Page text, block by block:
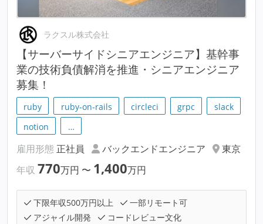
ラクスル株式会社
【サーバーサイドシニアエンジニア】基幹事
業の技術負債解消を推進・シニアエンジニア
募集！
ruby ruby-on-rails circleci grpc
slack
notion
…
雇用形態 正社員 バックエンドエンジニア
東京
年収 770万円 〜 1,400万円
下限年収500万円以上
一部リモート可
アジャイル開発
コードレビュー文化